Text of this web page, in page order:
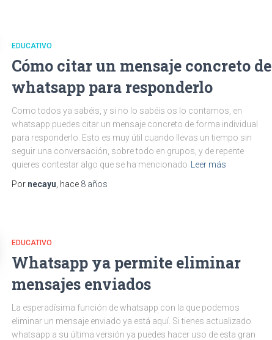
EDUCATIVO
Cómo citar un mensaje concreto de
whatsapp para responderlo
Como todos ya sabéis, y si no lo sabéis os lo contamos, en
whatsapp puedes citar un mensaje concreto de forma individual
para responderlo. Esto es muy útil cuando llevas un tiempo sin
seguir una conversación, sobre todo en grupos, y de repente
quieres contestar algo que se ha mencionado
Leer más
Por necayu , hace 8 años
EDUCATIVO
Whatsapp ya permite eliminar
mensajes enviados
La esperadísima función de whatsapp con la que podemos
eliminar un mensaje enviado ya está aquí. Si tienes actualizado
whatsapp a su última versión ya puedes hacer uso de esta gran